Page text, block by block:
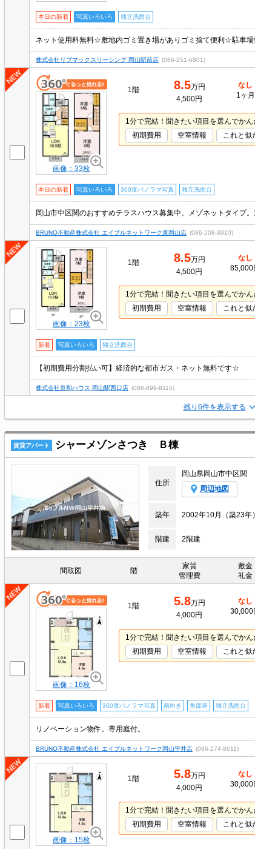
本日の新着 写真いろいろ 独立洗面台
株式会社リブマックスリーシング 岡山駅前店 (086-251-6801)
画像：33枚
1階 8.5万円
4,500円
なし
1ヶ月
1分で完結！聞きたい項目を選んでかん
初期費用
空室情報 これと似
本日の新着 写真いろいろ 360度パノラマ写真 独立洗面台
BRUNO不動産株式会社 エイブルネットワーク東岡山店 (086-208-3910)
画像：23枚
1階 8.5万円
4,500円
なし
85,000
1分で完結！聞きたい項目を選んでかん
初期費用
空室情報 これと似
新着 写真いろいろ 独立洗面台
【初期費用分割払い可】経済的な都市ガス・ネット無料です☆
株式会社良和ハウス 岡山駅西口店 (086-899-8115)
残り6件を表示する
賃貸アパート シャーメゾンさつき Ｂ棟
住所
岡山県岡山市中区関
周辺地図
築年 2002年10月（築23年）
階建 2階建
間取図 階
家賃
管理費
敷金
礼金
画像：16枚
1階 5.8万円
4,000円
なし
30,000
1分で完結！聞きたい項目を選んでかん
初期費用
空室情報 これと似
新着 写真いろいろ 360度パノラマ写真 南向き 角部屋 独立洗面台
リノベーション物件。専用庭付。
BRUNO不動産株式会社 エイブルネットワーク岡山平井店 (086-274-8611)
画像：15枚
1階 5.8万円
4,000円
なし
30,000
1分で完結！聞きたい項目を選んでかん
初期費用
空室情報 これと似